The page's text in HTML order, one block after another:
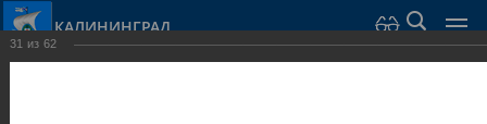
КАЛИНИНГРАД
31 из 62